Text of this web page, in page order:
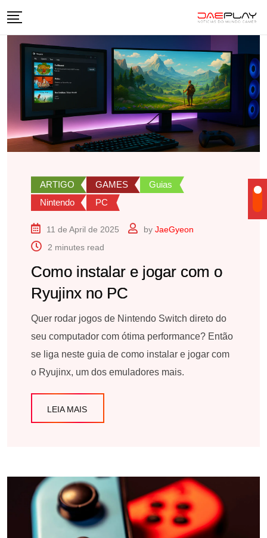
content
ARTIGO GAMES
Guias
Nintendo
PC
11 de April de 2025 by JaeGyeon
2 minutes read
Como instalar e jogar com o
Ryujinx no PC
Quer rodar jogos de Nintendo Switch direto do
seu computador com ótima performance? Então
se liga neste guia de como instalar e jogar com
o Ryujinx, um dos emuladores mais.
LEIA MAIS